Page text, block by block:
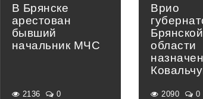
В Брянске
арестован
бывший
начальник МЧС
2136 0
Врио
Брянской
области
2090 0